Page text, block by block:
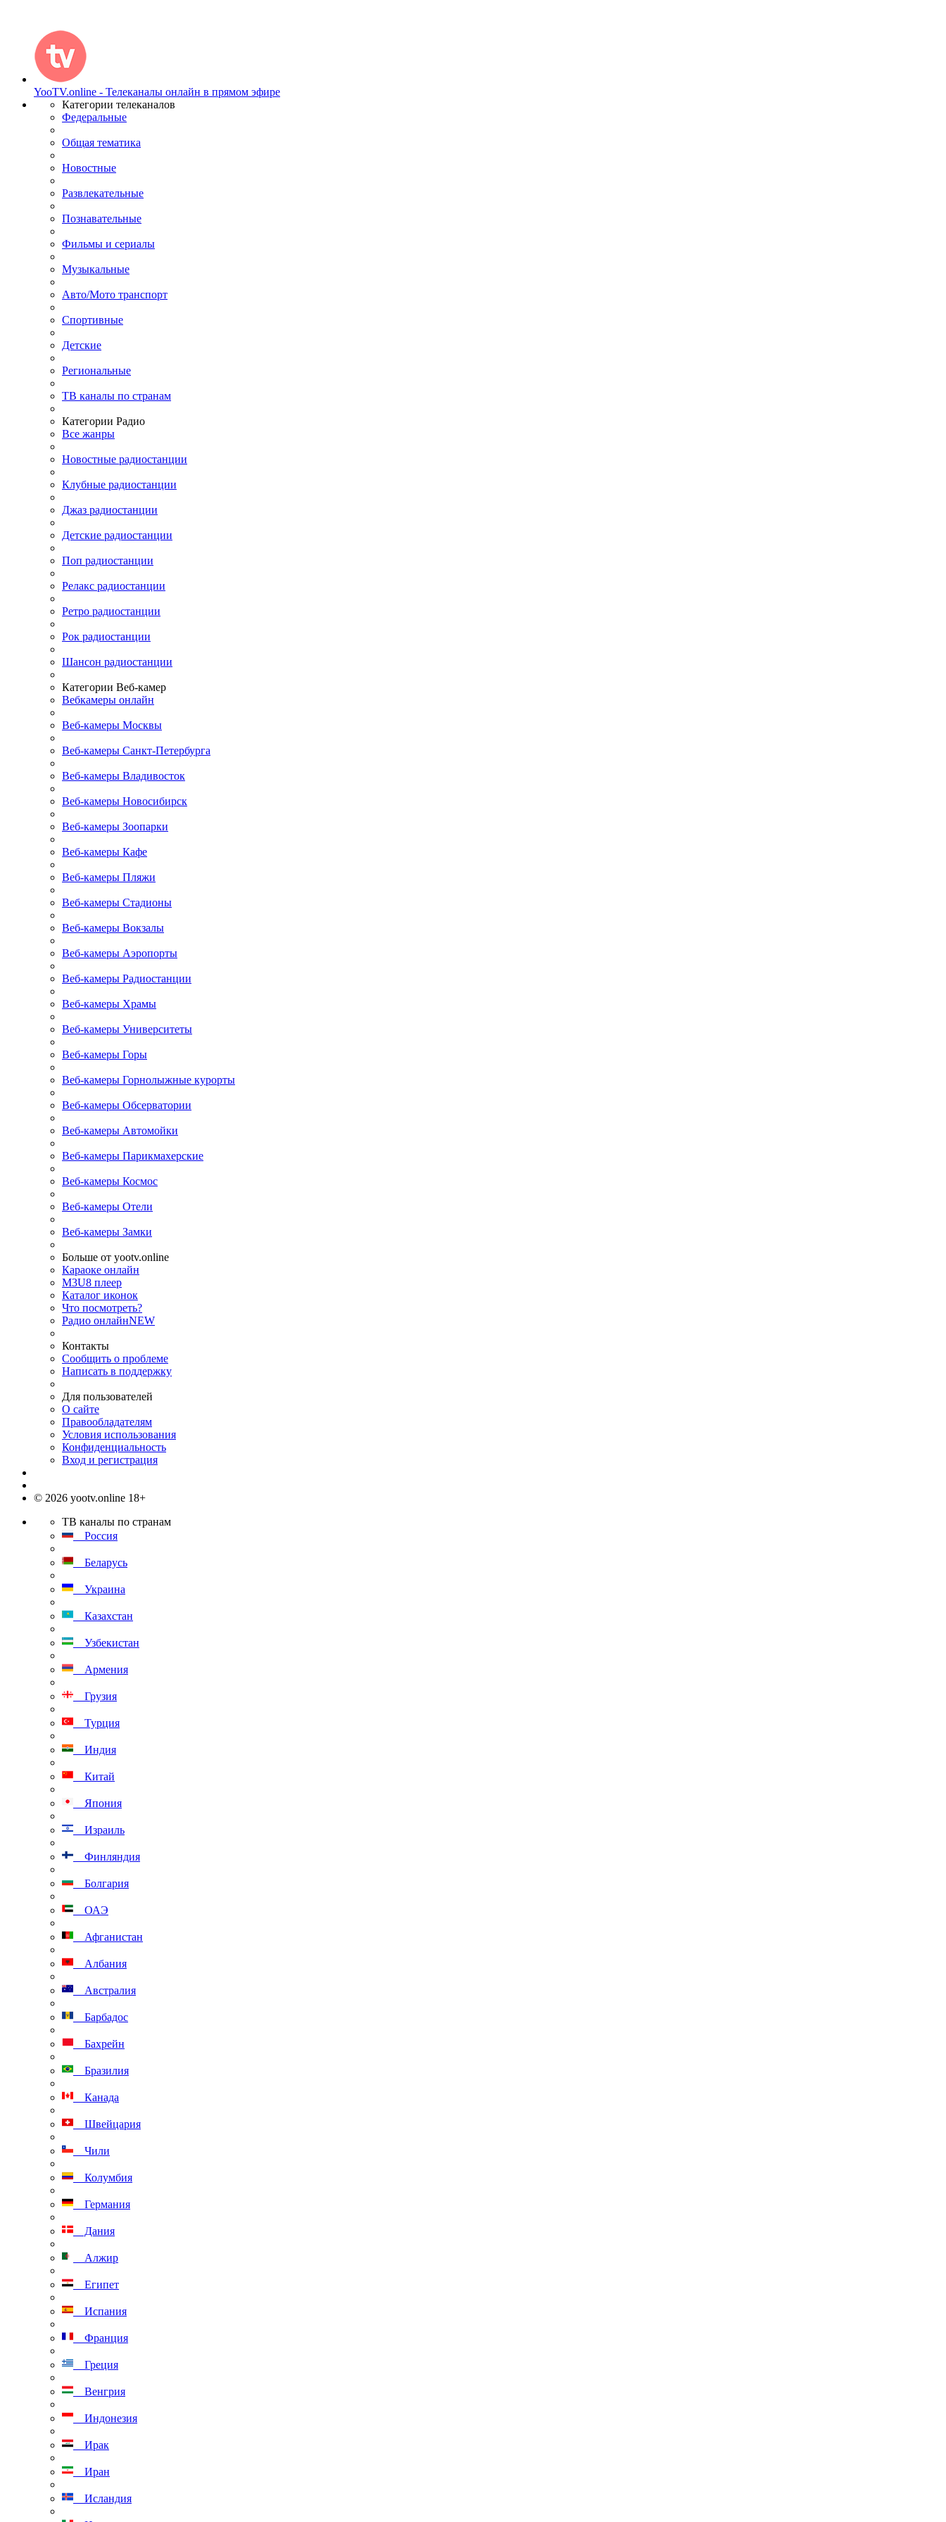
YooTV.online - Телеканалы онлайн в прямом эфире
Категории телеканалов
Федеральные
Общая тематика
Новостные
Развлекательные
Познавательные
Фильмы и сериалы
Музыкальные
Авто/Мото транспорт
Спортивные
Детские
Региональные
ТВ каналы по странам
Категории Радио
Все жанры
Новостные радиостанции
Клубные радиостанции
Джаз радиостанции
Детские радиостанции
Поп радиостанции
Релакс радиостанции
Ретро радиостанции
Рок радиостанции
Шансон радиостанции
Категории Веб-камер
Вебкамеры онлайн
Веб-камеры Москвы
Веб-камеры Санкт-Петербурга
Веб-камеры Владивосток
Веб-камеры Новосибирск
Веб-камеры Зоопарки
Веб-камеры Кафе
Веб-камеры Пляжи
Веб-камеры Стадионы
Веб-камеры Вокзалы
Веб-камеры Аэропорты
Веб-камеры Радиостанции
Веб-камеры Храмы
Веб-камеры Университеты
Веб-камеры Горы
Веб-камеры Горнолыжные курорты
Веб-камеры Обсерватории
Веб-камеры Автомойки
Веб-камеры Парикмахерские
Веб-камеры Космос
Веб-камеры Отели
Веб-камеры Замки
Больше от yootv.online
Караоке онлайн
M3U8 плеер
Каталог иконок
Что посмотреть?
Радио онлайнNEW
Контакты
Сообщить о проблеме
Написать в поддержку
Для пользователей
О сайте
Правообладателям
Условия использования
Конфиденциальность
Вход и регистрация
© 2026 yootv.online 18+
ТВ каналы по странам
Россия
Беларусь
Украина
Казахстан
Узбекистан
Армения
Грузия
Турция
Индия
Китай
Япония
Израиль
Финляндия
Болгария
ОАЭ
Афганистан
Албания
Австралия
Барбадос
Бахрейн
Бразилия
Канада
Швейцария
Чили
Колумбия
Германия
Дания
Алжир
Египет
Испания
Франция
Греция
Венгрия
Индонезия
Ирак
Иран
Исландия